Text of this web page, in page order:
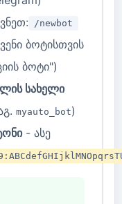
/newbot
ბოტისთვის
ბოტი")
სახელი
myauto_bot)
- ასე